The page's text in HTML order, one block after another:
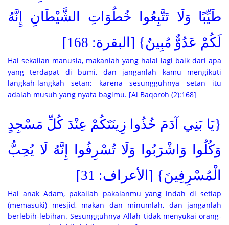
طَيِّبًا وَلَا تَتَّبِعُوا خُطُوَاتِ الشَّيْطَانِ إِنَّهُ
لَكُمْ عَدُوٌّ مُبِينٌ} [البقرة: 168]
Hai sekalian manusia, makanlah yang halal lagi baik dari apa
yang terdapat di bumi, dan janganlah kamu mengikuti
langkah-langkah setan; karena sesungguhnya setan itu
adalah musuh yang nyata bagimu. [Al Baqoroh (2):168]
{يَا بَنِي آدَمَ خُذُوا زِينَتَكُمْ عِنْدَ كُلِّ مَسْجِدٍ
وَكُلُوا وَاشْرَبُوا وَلَا تُسْرِفُوا إِنَّهُ لَا يُحِبُّ
الْمُسْرِفِينَ} [الأعراف: 31]
Hai anak Adam, pakailah pakaianmu yang indah di setiap
(memasuki) mesjid, makan dan minumlah, dan janganlah
berlebih-lebihan. Sesungguhnya Allah tidak menyukai orang-